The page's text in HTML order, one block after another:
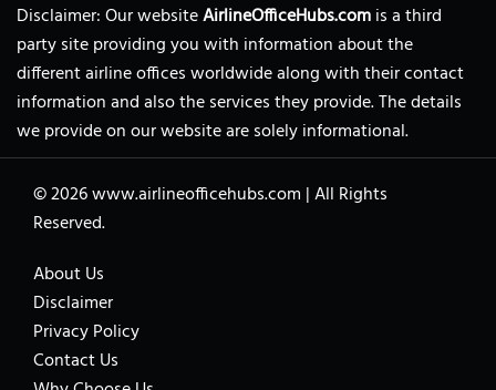
Disclaimer: Our websiteAirlineOfficeHubs.comis a third
party site providing you with information about the
different airline offices worldwide along with their contact
information and also the services they provide. The details
we provide on our website are solely informational.
© 2026www.airlineofficehubs.com |All Rights
Reserved.
About Us
Disclaimer
Privacy Policy
Contact Us